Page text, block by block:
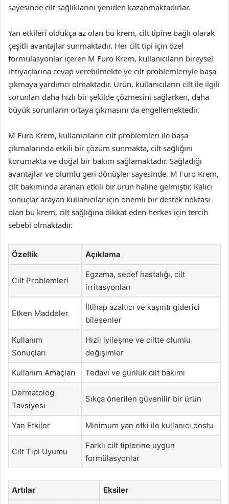
sayesinde cilt sağlıklarını yeniden kazanmaktadırlar.
Yan etkileri oldukça az olan bu krem, cilt tipine bağlı olarak
çeşitli avantajlar sunmaktadır. Her cilt tipi için özel
formülasyonlar içeren M Furo Krem, kullanıcıların bireysel
ihtiyaçlarına cevap verebilmekte ve cilt problemleriyle başa
çıkmaya yardımcı olmaktadır. Ürün, kullanıcıların cilt ile ilgili
sorunları daha hızlı bir şekilde çözmesini sağlarken, daha
büyük sorunların ortaya çıkmasını da engellemektedir.
M Furo Krem, kullanıcıların cilt problemleri ile başa
çıkmalarında etkili bir çözüm sunmakta, cilt sağlığını
korumakta ve doğal bir bakım sağlamaktadır. Sağladığı
avantajlar ve olumlu geri dönüşler sayesinde, M Furo Krem,
cilt bakımında aranan etkili bir ürün haline gelmiştir. Kalıcı
sonuçlar arayan kullanıcılar için önemli bir destek noktası
olan bu krem, cilt sağlığına dikkat eden herkes için tercih
sebebi olmaktadır.
Özellik Açıklama
Cilt Problemleri
Egzama, sedef hastalığı, cilt
irritasyonları
Etken Maddeler
İltihap azaltıcı ve kaşıntı giderici
bileşenler
Kullanım
Sonuçları
Hızlı iyileşme ve ciltte olumlu
değişimler
Kullanım Amaçları Tedavi ve günlük cilt bakımı
Dermatolog
Tavsiyesi
Sıkça önerilen güvenilir bir ürün
Yan Etkiler Minimum yan etki ile kullanıcı dostu
Cilt Tipi Uyumu
Farklı cilt tiplerine uygun
formülasyonlar
Artılar Eksiler